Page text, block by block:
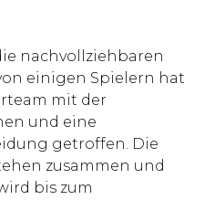
nachvollziehbaren
einigen Spielern hat
mit der
und eine
getroffen. Die
zusammen und
bis zum